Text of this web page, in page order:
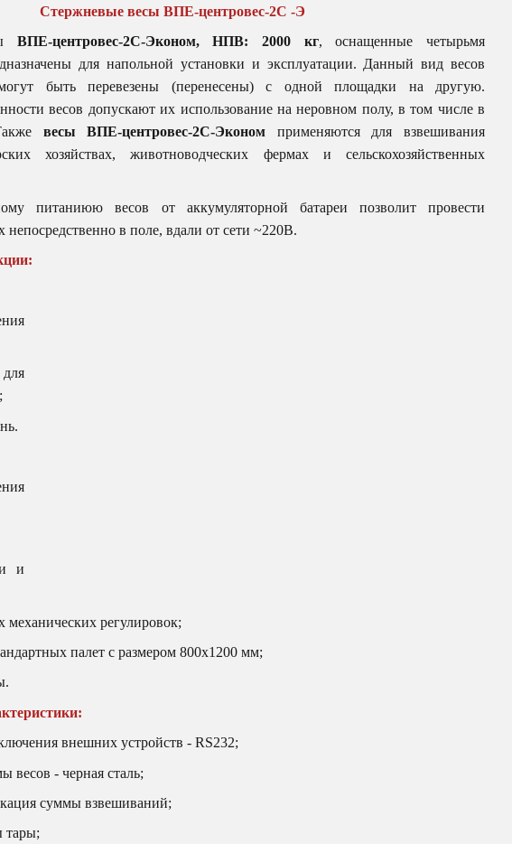
Стержневые весы ВПЕ-центровес-2С -Э
ВПЕ-центровес-2С-Эконом, НПВ: 2000 кг, оснащенные четырьмя
для напольной установки и эксплуатации. Данный вид весов
быть перевезены (перенесены) с одной площадки на другую.
весов допускают их использование на неровном полу, в том числе в
весы ВПЕ-центровес-2С-Эконом применяются для взвешивания
хозяйствах, животноводческих фермах и сельскохозяйственных
питаниюю весов от аккумуляторной батареи позволит провести
в поле, вдали от сети ~220В.
и
механических регулировок;
палет с размером 800х1200 мм;
внешних устройств - RS232;
весов - черная сталь;
суммы взвешиваний;
тары;